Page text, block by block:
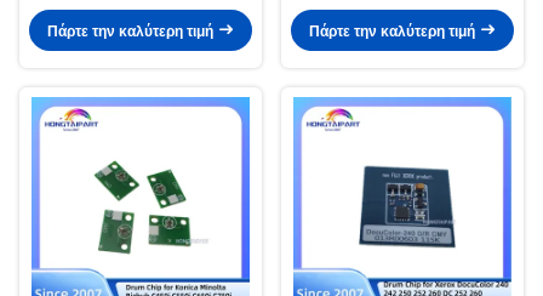
HONGTAIPART
Πάρτε την καλύτερη τιμή
620ND CLP-670ND CLX-6220FX
CLX-6250FX
Πάρτε την καλύτερη τιμή